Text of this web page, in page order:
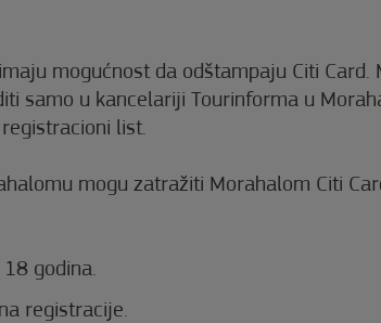
mogućnost da odštampaju Citi
samo u kancelariji Tourinforma u
list.
mogu zatražiti Morahalom Citi
godina.
registracije.